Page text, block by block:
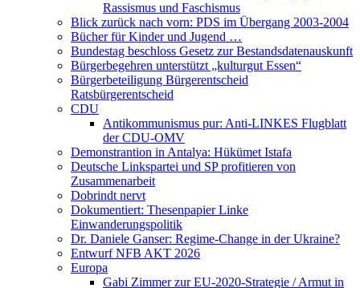
Rassismus und Faschismus
Blick zurück nach vorn: PDS im Übergang 2003-2004
Bücher für Kinder und Jugend …
Bundestag beschloss Gesetz zur Bestandsdatenauskunft
Bürgerbegehren unterstützt „kulturgut Essen“
Bürgerbeteiligung Bürgerentscheid
Ratsbürgerentscheid
CDU
Antikommunismus pur: Anti-LINKES Flugblatt
der CDU-OMV
Demonstrantion in Antalya: Hükümet Istafa
Deutsche Linkspartei und SP profitieren von
Zusammenarbeit
Dobrindt nervt
Dokumentiert: Thesenpapier Linke
Einwanderungspolitik
Dr. Daniele Ganser: Regime-Change in der Ukraine?
Entwurf NFB AKT 2026
Europa
Gabi Zimmer zur EU-2020-Strategie / Armut in